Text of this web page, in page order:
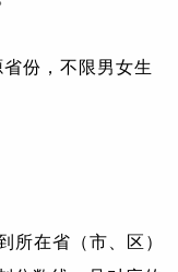
份，不限男女生
所在省（市、区）